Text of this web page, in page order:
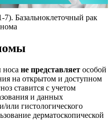
7). Базальноклеточный рак
носа не представляет особой
на открытом и доступном
ставится с учетом
и данных
или гистологического
дерматоскопической